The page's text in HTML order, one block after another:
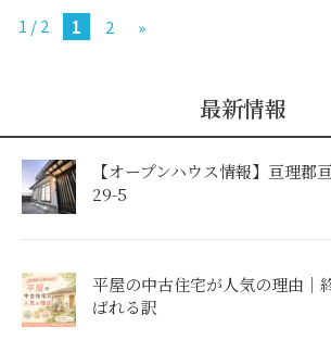
1 / 2 1 2 »
最新情報
【オープンハウス情報】亘理郡
29-5
平屋の中古住宅が人気の理由｜
ばれる訳